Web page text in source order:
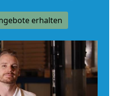
erhalten